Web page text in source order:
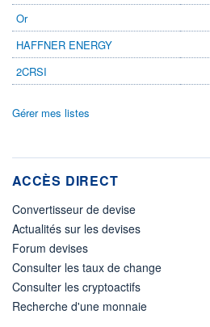
Or
HAFFNER ENERGY
2CRSI
Gérer mes listes
ACCÈS DIRECT
Convertisseur de devise
Actualités sur les devises
Forum devises
Consulter les taux de change
Consulter les cryptoactifs
Recherche d'une monnaie